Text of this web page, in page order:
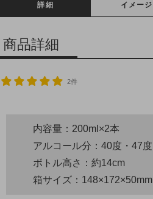
詳細 イメージ
商品詳細
2件
内容量：200ml×2本
アルコール分：40度・47度
ボトル高さ：約14cm
箱サイズ：148×172×50mm